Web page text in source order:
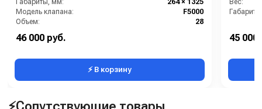
Габариты, мм:
264 × 1325
Модель клапана:
F5000
Объем:
28
46 000 руб.
⚡ В корзину
Вес:
45 000